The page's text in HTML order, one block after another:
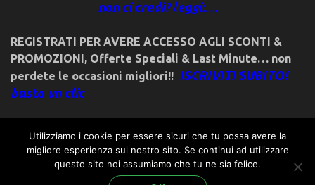
non ci credi? leggi:…
REGISTRATI PER AVERE ACCESSO AGLI SCONTI &
PROMOZIONI, Offerte Speciali & Last Minute… non
perdete le occasioni migliori!! ISCRIVITI SUBITO!
basta un clic
© 2018friulivg.it. -*- By ST.GEORGE.DRAGONSLAYER LLC -*-
admin@st-george-dragonslayer.com
Utilizziamo i cookie per essere sicuri che tu possa avere la
migliore esperienza sul nostro sito. Se continui ad utilizzare
questo sito noi assumiamo che tu ne sia felice.